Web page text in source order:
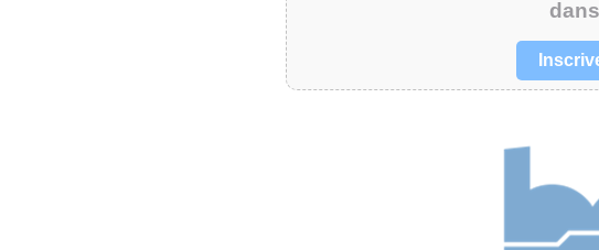
• SOLUTIONS
•
•